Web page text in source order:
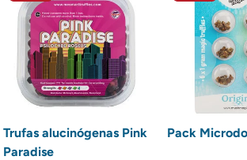
Trufas alucinógenas Pink
Paradise
Pack